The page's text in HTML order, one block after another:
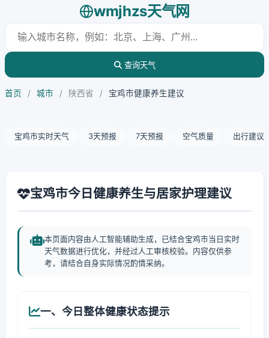
wmjhzs天气网
查询天气
首页 / 城市 / 陕西省 / 宝鸡市健康养生建议
宝鸡市实时天气 3天预报 7天预报 空气质量 出行建议
宝鸡市今日健康养生与居家护理建议
本页面内容由人工智能辅助生成，已结合宝鸡市当日实时
天气数据进行优化，并经过人工审核校验。内容仅供参
考，请结合自身实际情况酌情采纳。
一、今日整体健康状态提示